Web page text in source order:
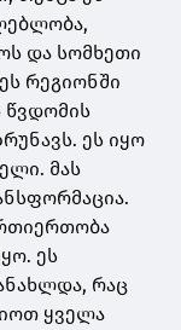
და სომხეთი
რეგიონში
წვდომის
ეს იყო
მას
ეს
რაც
ყველა